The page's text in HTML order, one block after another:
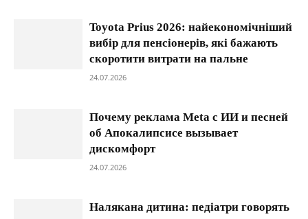
Toyota Prius 2026: найекономічніший
вибір для пенсіонерів, які бажають
скоротити витрати на пальне
24.07.2026
Почему реклама Meta с ИИ и песней
об Апокалипсисе вызывает
дискомфорт
24.07.2026
Налякана дитина: педіатри говорять